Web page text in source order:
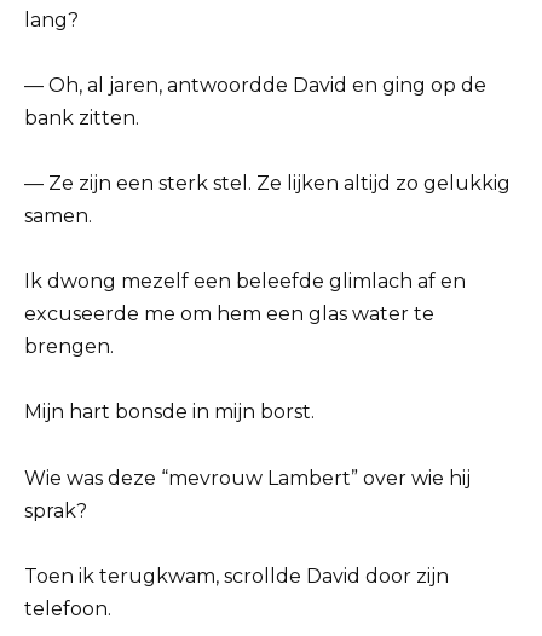
lang?
— Oh, al jaren, antwoordde David en ging op de
bank zitten.
— Ze zijn een sterk stel. Ze lijken altijd zo gelukkig
samen.
Ik dwong mezelf een beleefde glimlach af en
excuseerde me om hem een glas water te
brengen.
Mijn hart bonsde in mijn borst.
Wie was deze “mevrouw Lambert” over wie hij
sprak?
Toen ik terugkwam, scrollde David door zijn
telefoon.